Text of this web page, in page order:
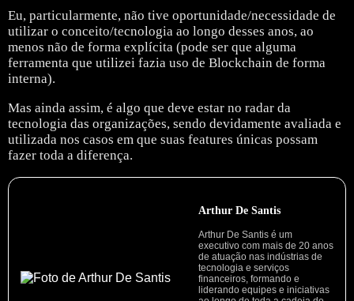
Eu, particularmente, não tive oportunidade/necessidade de
utilizar o conceito/tecnologia ao longo desses anos, ao
menos não de forma explícita (pode ser que alguma
ferramenta que utilizei fazia uso de Blockchain de forma
interna).
Mas ainda assim, é algo que deve estar no radar da
tecnologia das organizações, sendo devidamente avaliada e
utilizada nos casos em que suas features únicas possam
fazer toda a diferença.
Arthur De Santis
Arthur De Santis é um
executivo com mais de 20 anos
de atuação nas indústrias de
tecnologia e serviços
financeiros, formando e
liderando equipes e iniciativas